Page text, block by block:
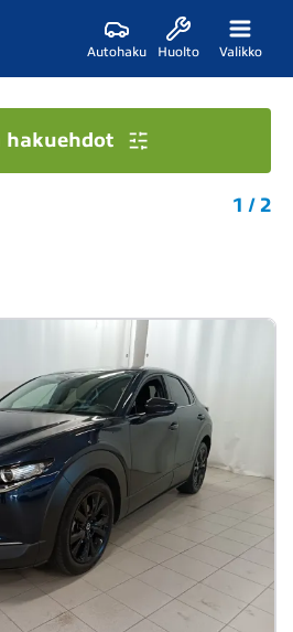
Autohaku Huolto Valikko
hakuehdot
1 / 2